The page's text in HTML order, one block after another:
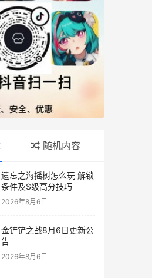
随机内容
遗忘之海摇树怎么玩 解锁
条件及S级高分技巧
2026年8月6日
金铲铲之战8月6日更新公
告
2026年8月6日